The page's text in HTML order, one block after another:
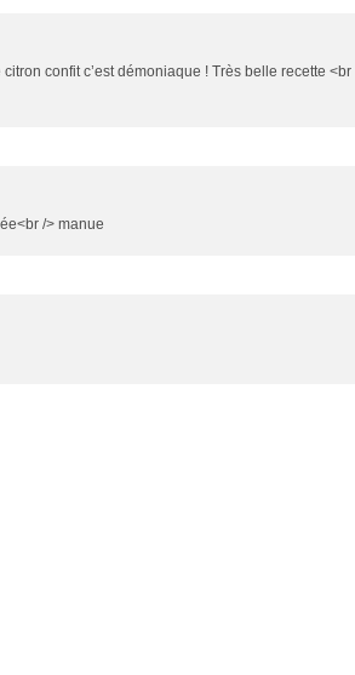
confit c’est démoniaque ! Très belle recette <br
/> manue